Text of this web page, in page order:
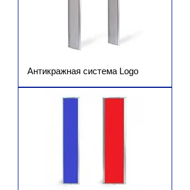
Антикражная система Logo